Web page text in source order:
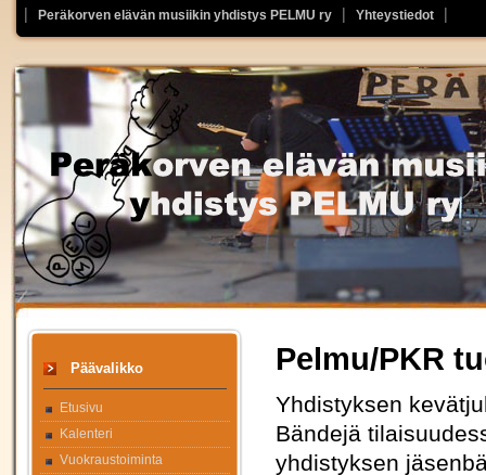
Peräkorven elävän musiikin yhdistys PELMU ry Yhteystiedot
Päävalikko
Etusivu
Kalenteri
Vuokraustoiminta
Pelmu/PKR
Yhdistyksen
Bändejä
yhdistyksen